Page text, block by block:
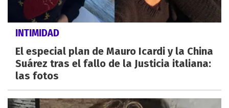
INTIMIDAD
El especial plan de Mauro Icardi y la China
Suárez tras el fallo de la Justicia italiana:
las fotos